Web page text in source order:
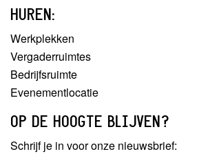
HUREN:
Werkplekken
Vergaderruimtes
Bedrijfsruimte
Evenementlocatie
OP DE HOOGTE BLIJVEN?
Schrijf je in voor onze nieuwsbrief: